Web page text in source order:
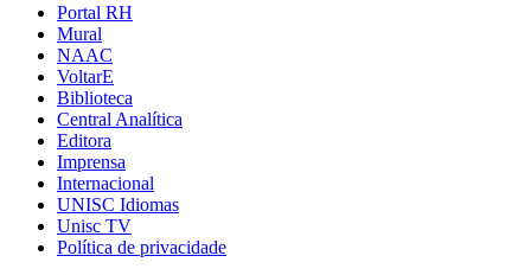
Portal RH
Mural
NAAC
VoltarE
Biblioteca
Central Analítica
Editora
Imprensa
Internacional
UNISC Idiomas
Unisc TV
Política de privacidade